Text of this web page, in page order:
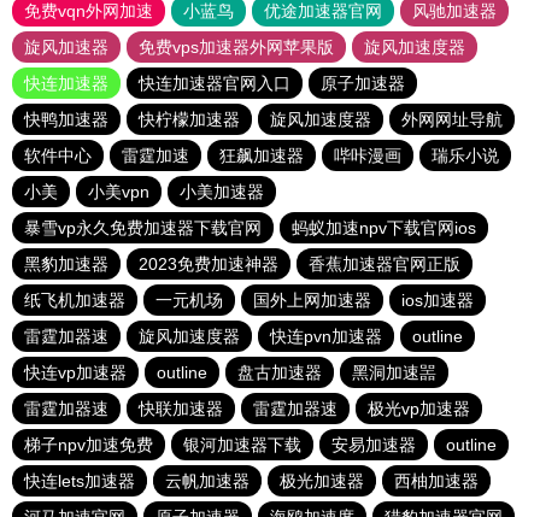
免费vqn外网加速
小蓝鸟 优途加速器官网
风驰加速器
旋风加速器
免费vps加速器外网苹果版
旋风加速度器
快连加速器
快连加速器官网入口
原子加速器
快鸭加速器
快柠檬加速器 旋风加速度器
外网网址导航
软件中心
雷霆加速 狂飙加速器 哔咔漫画
瑞乐小说
小美
小美vpn
小美加速器
暴雪vp永久免费加速器下载官网
蚂蚁加速npv下载官网ios
黑豹加速器
2023免费加速神器
香蕉加速器官网正版
纸飞机加速器
一元机场 国外上网加速器
ios加速器
雷霆加器速
旋风加速度器 快连pvn加速器
outline
快连vp加速器
outline 盘古加速器
黑洞加速噐
雷霆加器速
快联加速器 雷霆加器速
极光vp加速器
梯子npv加速免费
银河加速器下载 安易加速器
outline
快连lets加速器
云帆加速器 极光加速器
西柚加速器